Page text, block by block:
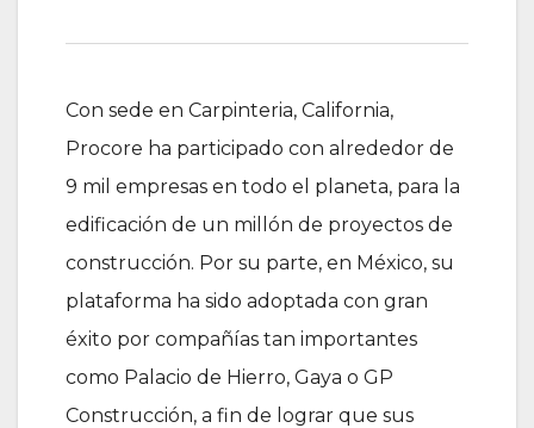
Con sede en Carpinteria, California,
Procore ha participado con alrededor de
9 mil empresas en todo el planeta, para la
edificación de un millón de proyectos de
construcción. Por su parte, en México, su
plataforma ha sido adoptada con gran
éxito por compañías tan importantes
como Palacio de Hierro, Gaya o GP
Construcción, a fin de lograr que sus